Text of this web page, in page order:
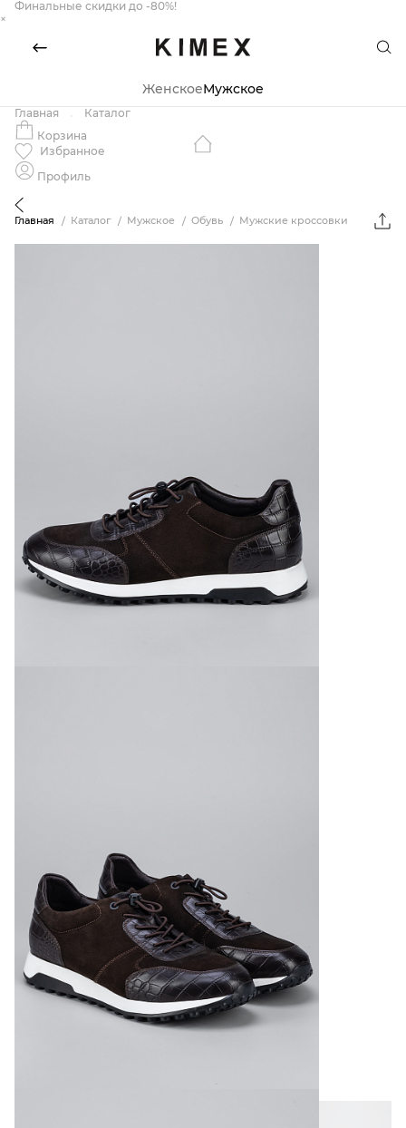
Финальные скидки до -80%!
×
ЖенскоеМужское
Главная
Каталог
Корзина
Избранное
Профиль
Главная Каталог Мужское Обувь Мужские кроссовки